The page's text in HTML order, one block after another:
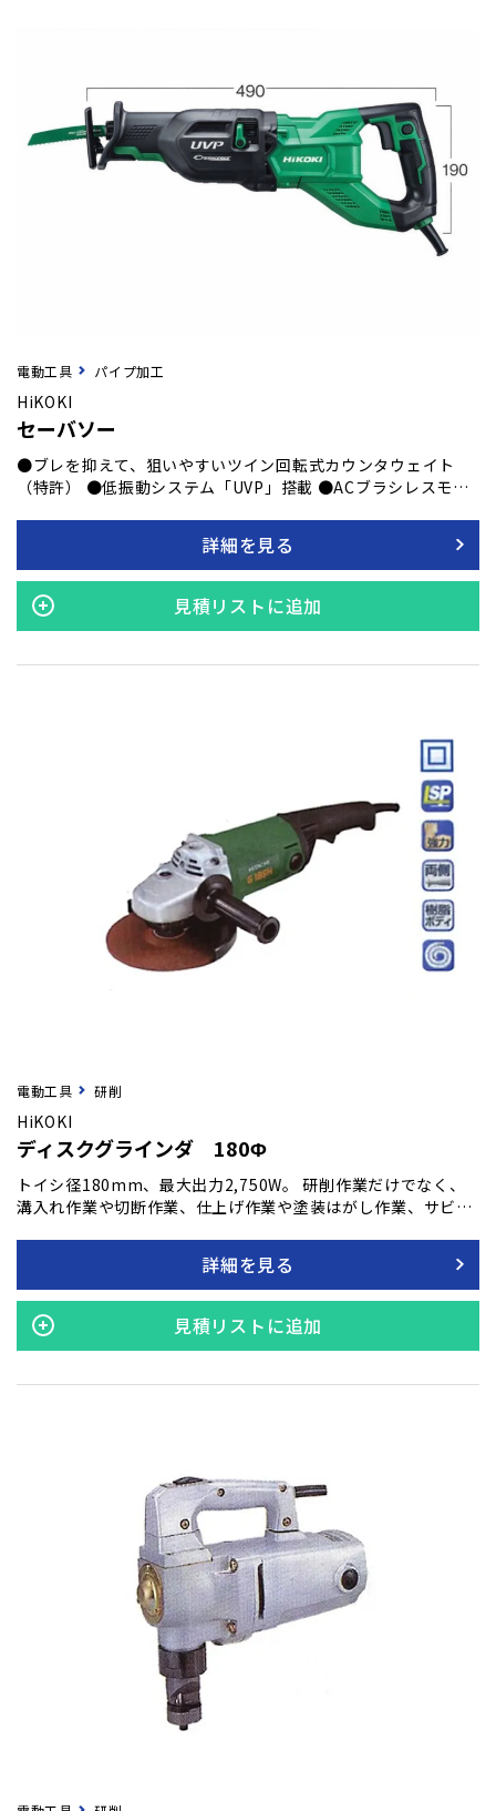
電動工具 パイプ加工
HiKOKI
セーバソー
●ブレを抑えて、狙いやすいツイン回転式カウンタウェイト
（特許） ●低振動システム「UVP」搭載 ●ACブラシレスモー
詳細を見る
見積リストに追加
電動工具 研削
HiKOKI
ディスクグラインダ 180Φ
トイシ径180mm、最大出力2,750W。 研削作業だけでなく、
溝入れ作業や切断作業、仕上げ作業や塗装はがし作業、サビ落
詳細を見る
見積リストに追加